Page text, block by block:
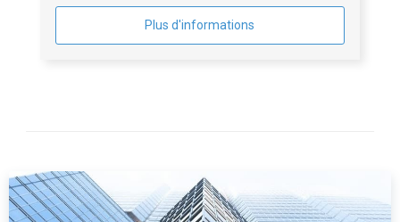
Plus d'informations